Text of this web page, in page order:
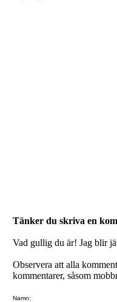
Tänker du skriva en
Vad gullig du är! Jag blir
Observera att alla
kommentarer, såsom
Namn: